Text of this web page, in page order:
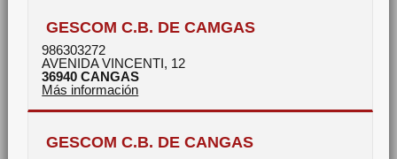
GESCOM C.B. DE CAMGAS
986303272
AVENIDA VINCENTI, 12
36940 CANGAS
Más información
GESCOM C.B. DE CANGAS